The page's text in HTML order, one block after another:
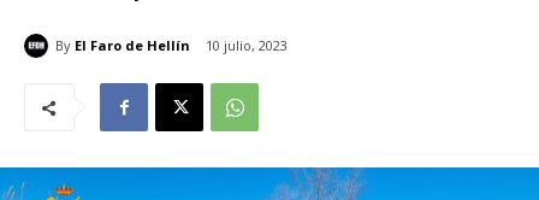
By El Faro de Hellín 10 julio, 2023